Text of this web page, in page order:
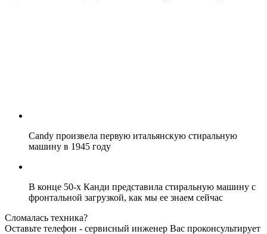
Candy произвела первую итальянскую стиральную
машину в 1945 году
В конце 50-х Канди представила стиральную машину с
фронтальной загрузкой, как мы ее знаем сейчас
Сломалась техника?
Оставьте телефон - сервисный инженер Вас проконсультирует